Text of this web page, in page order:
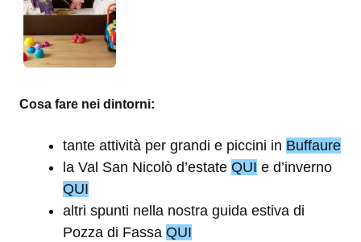
Cosa fare nei dintorni:
tante attività per grandi e piccini in Buffaure
la Val San Nicolò d’estate QUI e d’inverno
QUI
altri spunti nella nostra guida estiva di
Pozza di Fassa QUI